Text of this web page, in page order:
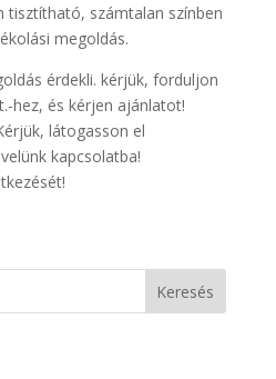
tisztítható, számtalan színben
megoldás.
érdekli. kérjük, forduljon
hez, és kérjen ajánlatot!
látogasson el
kapcsolatba!